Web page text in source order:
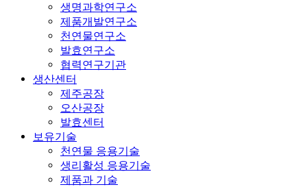
생명과학연구소
제품개발연구소
천연물연구소
발효연구소
협력연구기관
생산센터
제주공장
오산공장
발효센터
보유기술
천연물 응용기술
생리활성 응용기술
제품과 기술